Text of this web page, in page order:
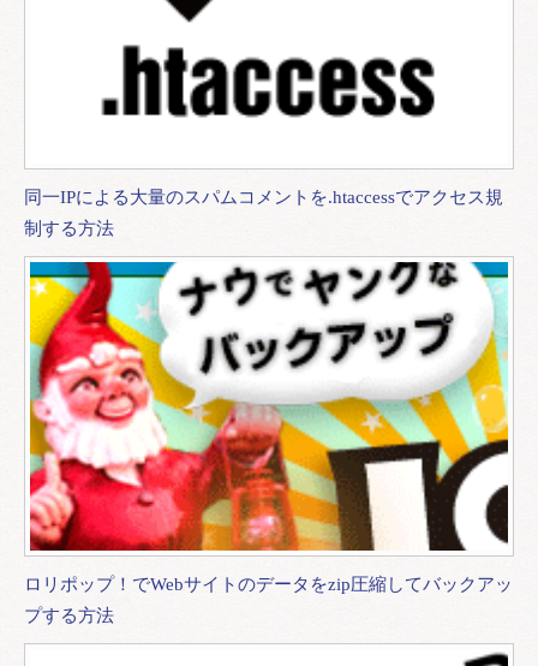
同一IPによる大量のスパムコメントを.htaccessでアクセス規
制する方法
ロリポップ！でWebサイトのデータをzip圧縮してバックアッ
プする方法